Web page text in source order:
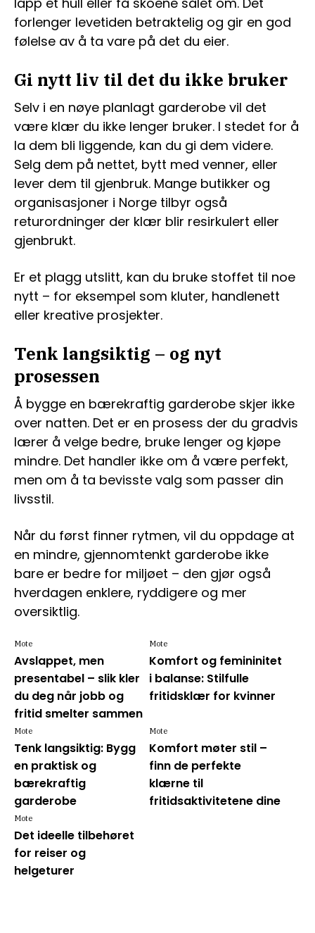
forlenger levetiden betraktelig og gir en god
følelse av å ta vare på det du eier.
Gi nytt liv til det du ikke bruker
Selv i en nøye planlagt garderobe vil det
være klær du ikke lenger bruker. I stedet for å
la dem bli liggende, kan du gi dem videre.
Selg dem på nettet, bytt med venner, eller
lever dem til gjenbruk. Mange butikker og
organisasjoner i Norge tilbyr også
returordninger der klær blir resirkulert eller
gjenbrukt.
Er et plagg utslitt, kan du bruke stoffet til noe
nytt – for eksempel som kluter, handlenett
eller kreative prosjekter.
Tenk langsiktig – og nyt
prosessen
Å bygge en bærekraftig garderobe skjer ikke
over natten. Det er en prosess der du gradvis
lærer å velge bedre, bruke lenger og kjøpe
mindre. Det handler ikke om å være perfekt,
men om å ta bevisste valg som passer din
livsstil.
Når du først finner rytmen, vil du oppdage at
en mindre, gjennomtenkt garderobe ikke
bare er bedre for miljøet – den gjør også
hverdagen enklere, ryddigere og mer
oversiktlig.
Avslappet, men
presentabel – slik kler
du deg når jobb og
fritid smelter sammen
Mote
Komfort og femininitet
i balanse: Stilfulle
fritidsklær for kvinner
Mote
Tenk langsiktig: Bygg
en praktisk og
bærekraftig
garderobe
Mote
Komfort møter stil –
finn de perfekte
klærne til
fritidsaktivitetene dine
Mote
Det ideelle tilbehøret
for reiser og
helgeturer
Mote